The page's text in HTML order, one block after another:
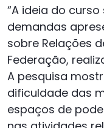
“A ideia do
demandas
sobre Relações
Federação,
A pesquisa
dificuldade das
espaços de